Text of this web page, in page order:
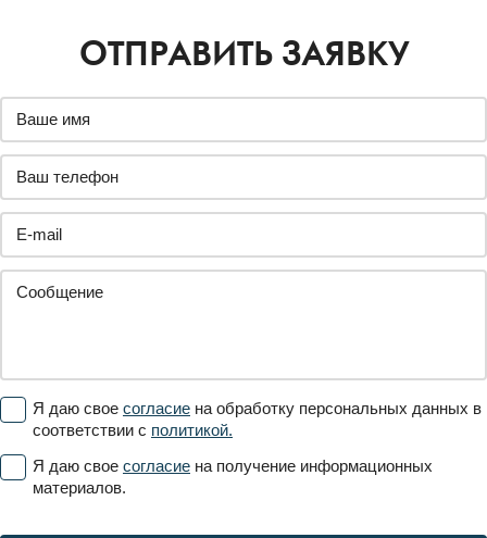
ОТПРАВИТЬ ЗАЯВКУ
Я даю свое согласие на обработку персональных данных в
соответствии с политикой.
Я даю свое согласие на получение информационных
материалов.